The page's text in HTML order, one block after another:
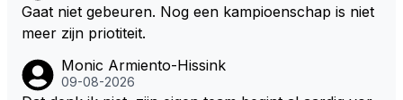
Gaat niet gebeuren. Nog een kampioenschap is niet
meer zijn priotiteit.
Monic Armiento-Hissink
09-08-2026